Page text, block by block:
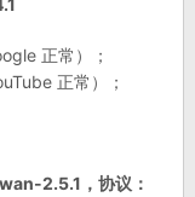
正常）；
正常）；
2.5.1，协议：